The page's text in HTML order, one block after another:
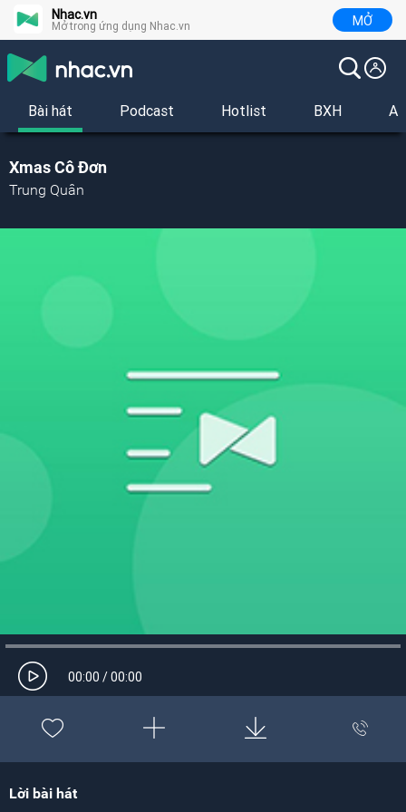
Nhac.vn
Mở trong ứng dụng Nhac.vn MỞ
Bài hát Podcast Hotlist BXH
Xmas Cô Đơn
Trung Quân
00:00 /00:00
Lời bài hát